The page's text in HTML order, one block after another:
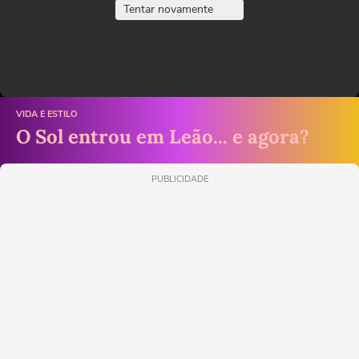
Tentar novamente
VIDA E ESTILO
O Sol entrou em Leão... e agora?
PUBLICIDADE